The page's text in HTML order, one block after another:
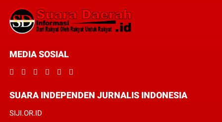
MEDIA SOSIAL
SUARA INDEPENDEN JURNALIS INDONESIA
SIJI.OR.ID